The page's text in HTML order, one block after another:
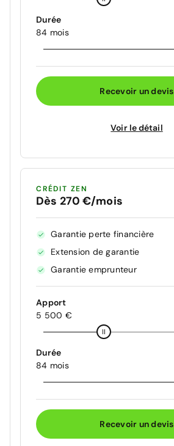
Durée
84 mois
Recevoir un devis
Voir le détail
CRÉDIT ZEN
Dès 270 €/mois
Garantie perte financière
Extension de garantie
Garantie emprunteur
Apport
5 500 €
Durée
84 mois
Recevoir un devis